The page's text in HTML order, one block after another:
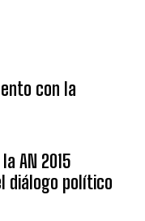
con la
AN 2015
diálogo político